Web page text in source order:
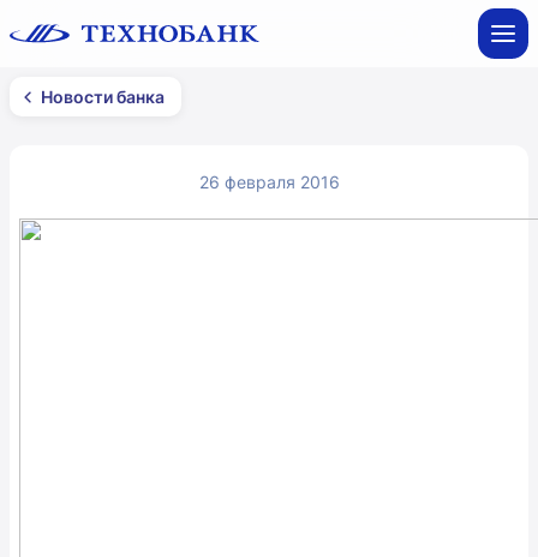
Новости банка
26 февраля 2016